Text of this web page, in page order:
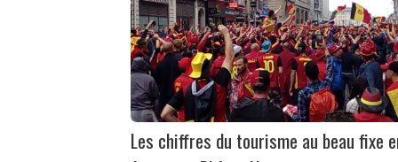
Les chiffres du tourisme au beau fixe